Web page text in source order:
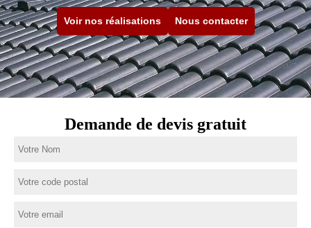
Voir nos réalisations Nous contacter
Demande de devis gratuit